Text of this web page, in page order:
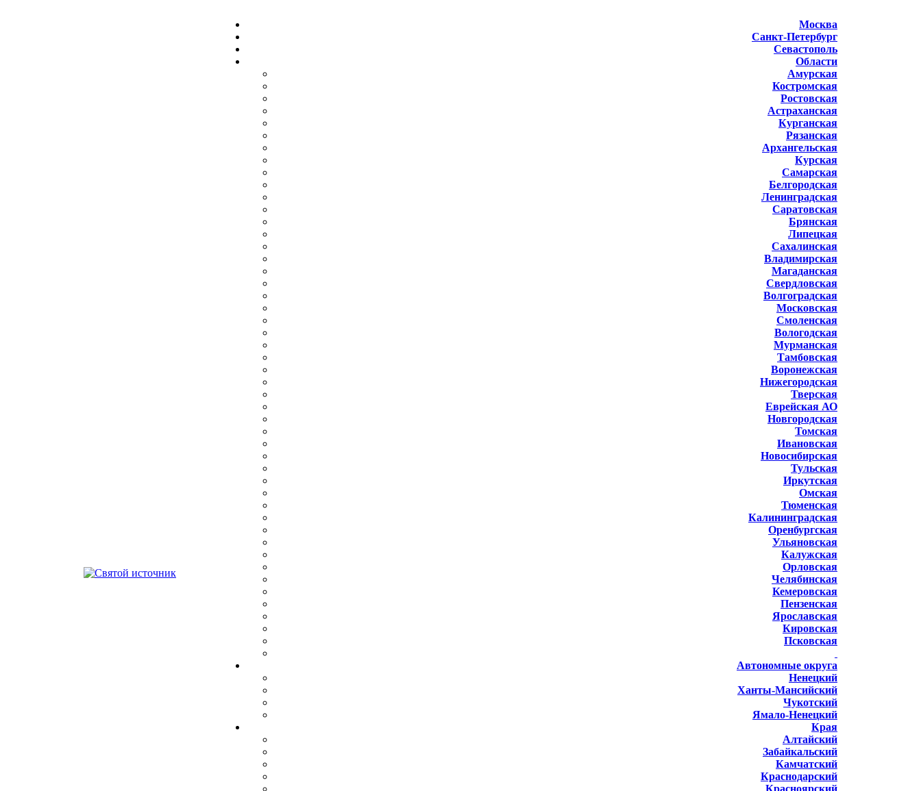
Москва
Санкт-Петербург
Севастополь
Области
Амурская
Костромская
Ростовская
Астраханская
Курганская
Рязанская
Архангельская
Курская
Самарская
Белгородская
Ленинградская
Саратовская
Брянская
Липецкая
Сахалинская
Владимирская
Магаданская
Свердловская
Волгоградская
Московская
Смоленская
Вологодская
Мурманская
Тамбовская
Воронежская
Нижегородская
Тверская
Еврейская АО
Новгородская
Томская
Ивановская
Новосибирская
Тульская
Иркутская
Омская
Тюменская
Калининградская
Оренбургская
Ульяновская
Калужская
Орловская
Челябинская
Кемеровская
Пензенская
Ярославская
Кировская
Псковская
Автономные округа
Ненецкий
Ханты-Мансийский
Чукотский
Ямало-Ненецкий
Края
Алтайский
Забайкальский
Камчатский
Краснодарский
Красноярский